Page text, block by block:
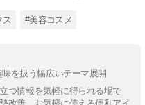
ス #美容コスメ
を扱う幅広いテーマ展開
つ情報を気軽に得られる場で